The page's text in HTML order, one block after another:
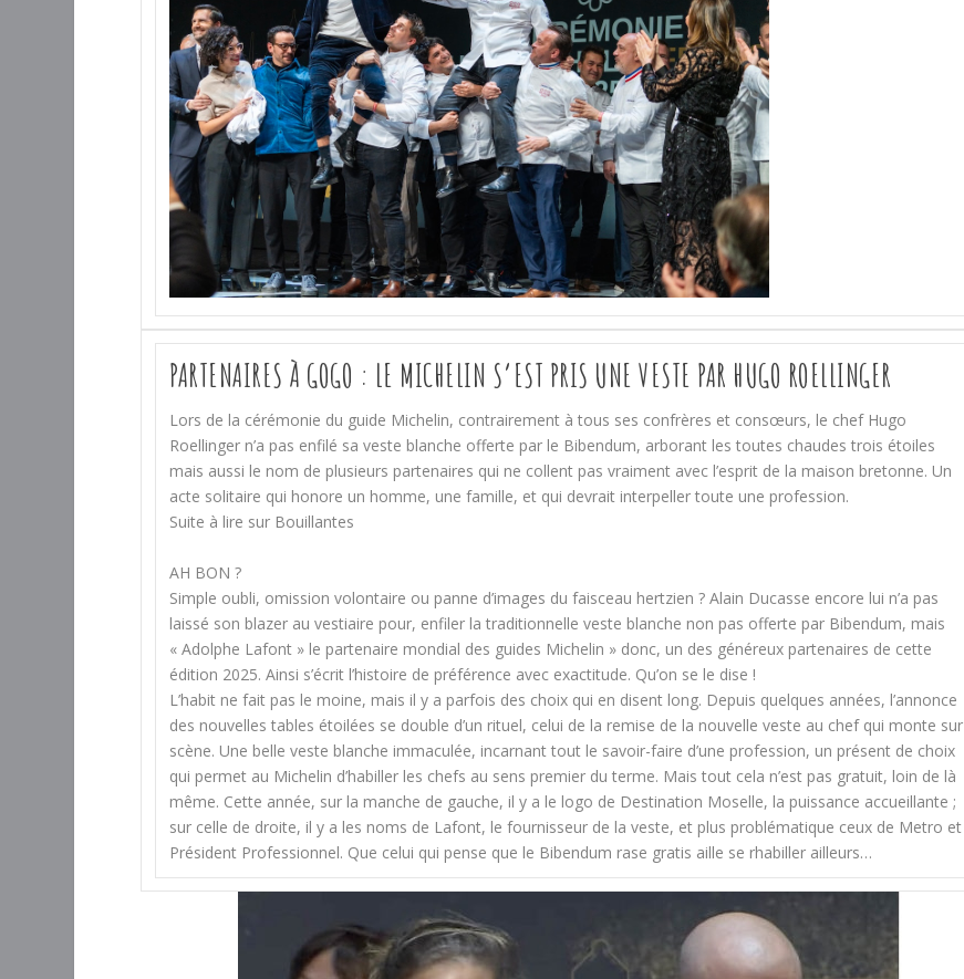
PARTENAIRES À GOGO : LE MICHELIN S’EST PRIS UNE VESTE PAR HUGO ROELLINGER
Lors de la cérémonie du guide Michelin, contrairement à tous ses confrères et consœurs, le chef Hugo
Roellinger n’a pas enfilé sa veste blanche offerte par le Bibendum, arborant les toutes chaudes trois étoiles
mais aussi le nom de plusieurs partenaires qui ne collent pas vraiment avec l’esprit de la maison bretonne. Un
acte solitaire qui honore un homme, une famille, et qui devrait interpeller toute une profession.
Suite à lire sur Bouillantes
AH BON ?
Simple oubli, omission volontaire ou panne d’images du faisceau hertzien ? Alain Ducasse encore lui n’a pas
laissé son blazer au vestiaire pour, enfiler la traditionnelle veste blanche non pas offerte par Bibendum, mais
« Adolphe Lafont » le partenaire mondial des guides Michelin » donc, un des généreux partenaires de cette
édition 2025. Ainsi s’écrit l’histoire de préférence avec exactitude. Qu’on se le dise !
L’habit ne fait pas le moine, mais il y a parfois des choix qui en disent long. Depuis quelques années, l’annonce
des nouvelles tables étoilées se double d’un rituel, celui de la remise de la nouvelle veste au chef qui monte sur
scène. Une belle veste blanche immaculée, incarnant tout le savoir-faire d’une profession, un présent de choix
qui permet au Michelin d’habiller les chefs au sens premier du terme. Mais tout cela n’est pas gratuit, loin de là
même. Cette année, sur la manche de gauche, il y a le logo de Destination Moselle, la puissance accueillante ;
sur celle de droite, il y a les noms de Lafont, le fournisseur de la veste, et plus problématique ceux de Metro et
Président Professionnel. Que celui qui pense que le Bibendum rase gratis aille se rhabiller ailleurs…